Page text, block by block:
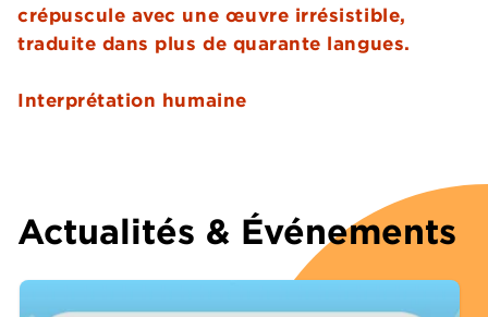
crépuscule avec une œuvre irrésistible,
traduite dans plus de quarante langues.
Interprétation humaine
Actualités & Événements